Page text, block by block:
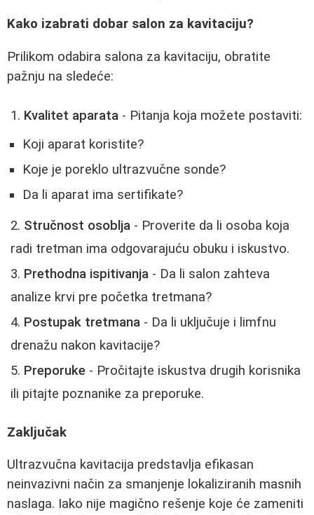
Kako izabrati dobar salon za kavitaciju?
Prilikom odabira salona za kavitaciju, obratite
pažnju na sledeće:
Kvalitet aparata - Pitanja koja možete postaviti:
Koji aparat koristite?
Koje je poreklo ultrazvučne sonde?
Da li aparat ima sertifikate?
Stručnost osoblja - Proverite da li osoba koja
radi tretman ima odgovarajuću obuku i iskustvo.
Prethodna ispitivanja - Da li salon zahteva
analize krvi pre početka tretmana?
Postupak tretmana - Da li uključuje i limfnu
drenažu nakon kavitacije?
Preporuke - Pročitajte iskustva drugih korisnika
ili pitajte poznanike za preporuke.
Zaključak
Ultrazvučna kavitacija predstavlja efikasan
neinvazivni način za smanjenje lokaliziranih masnih
naslaga. Iako nije magično rešenje koje će zameniti